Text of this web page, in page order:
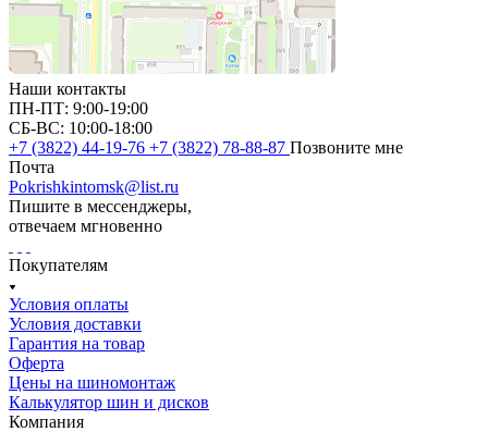
Наши контакты
ПН-ПТ: 9:00-19:00
СБ-ВС: 10:00-18:00
+7 (3822) 44-19-76 +7 (3822) 78-88-87 Позвоните мне
Почта
Pokrishkintomsk@list.ru
Пишите в мессенджеры,
отвечаем мгновенно
Покупателям
Условия оплаты
Условия доставки
Гарантия на товар
Оферта
Цены на шиномонтаж
Калькулятор шин и дисков
Компания